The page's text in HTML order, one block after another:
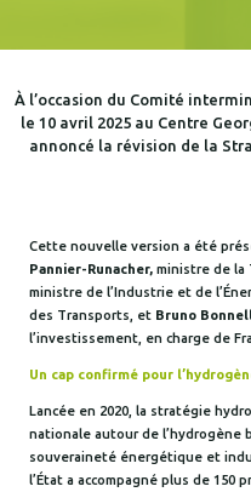
À l’occasion du Comité
le 10 avril 2025 au Centre
annoncé la révision de la
Cette nouvelle version a été
Pannier-Runacher, ministre de la
ministre de l’Industrie et de
des Transports, et Bruno
l’investissement, en charge de
Un cap confirmé pour
Lancée en 2020, la stratégie
nationale autour de l’hydrogène
souveraineté énergétique et
l’État a accompagné plus de 150